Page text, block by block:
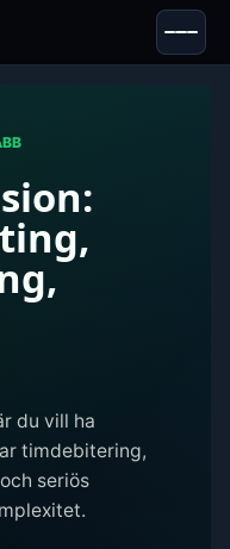
du vill ha
timdebitering,
seriös